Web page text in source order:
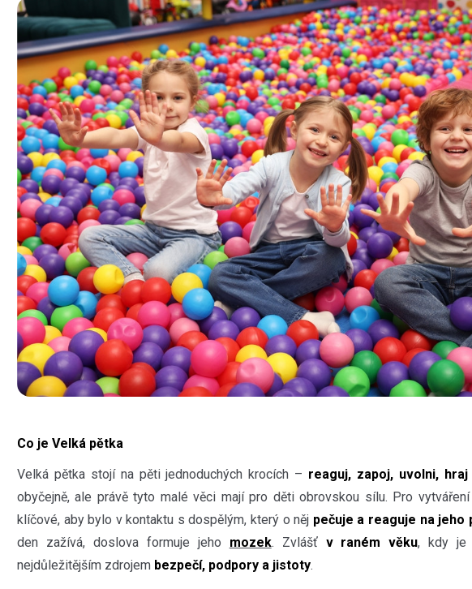
Co je Velká pětka
Velká pětka stojí na pěti jednoduchých krocích – reaguj, zapoj, uvolni,
obyčejně, ale právě tyto malé věci mají pro děti obrovskou sílu. Pro
klíčové, aby bylo v kontaktu s dospělým, který o něj pečuje a reaguje na jeho
den zažívá, doslova formuje jeho mozek. Zvlášť v raném věku, kdy je
nejdůležitějším zdrojem bezpečí, podpory a jistoty.